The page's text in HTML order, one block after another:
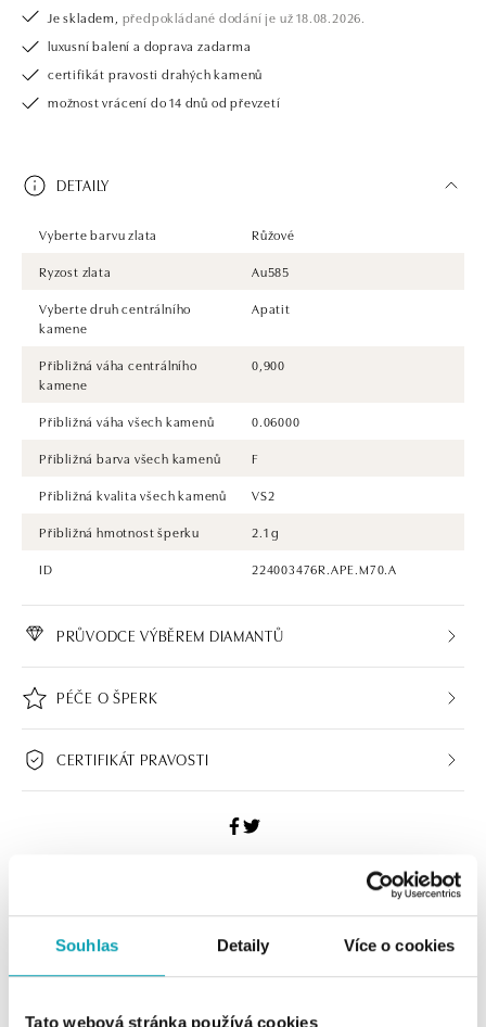
Souhlas Detaily Více o cookies
Tato webová stránka používá cookies
Je skladem, předpokládané dodání je už 18.08.2026.
luxusní balení a doprava zadarma
certifikát pravosti drahých kamenů
možnost vrácení do 14 dnů od převzetí
DETAILY
Vyberte barvu zlata
Růžové
Ryzost zlata
Au585
Vyberte druh centrálního
kamene
Apatit
Přibližná váha centrálního
kamene
0,900
Přibližná váha všech kamenů
0.06000
Přibližná barva všech kamenů
F
Přibližná kvalita všech kamenů
VS2
Přibližná hmotnost šperku
2.1 g
ID
224003476R.APE.M70.A
PRŮVODCE VÝBĚREM DIAMANTŮ
PÉČE O ŠPERK
CERTIFIKÁT PRAVOSTI
HALADA BUTIKY
Navštivte naše butiky